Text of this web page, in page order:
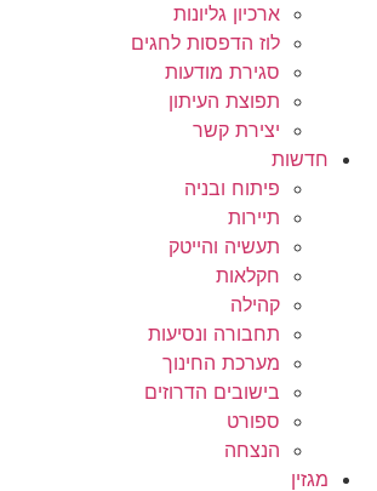
ארכיון גליונות
לוז הדפסות לחגים
סגירת מודעות
תפוצת העיתון
יצירת קשר
חדשות
פיתוח ובניה
תיירות
תעשיה והייטק
חקלאות
קהילה
תחבורה ונסיעות
מערכת החינוך
בישובים הדרוזים
ספורט
הנצחה
מגזין